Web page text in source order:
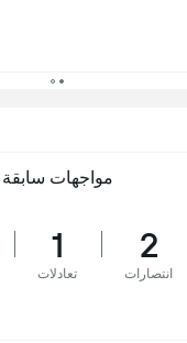
مواجهات سابقة
2
انتصارات
1
تعادلات